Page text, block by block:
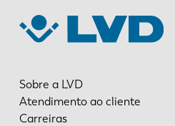
Sobre a LVD
Atendimento ao cliente
Carreiras